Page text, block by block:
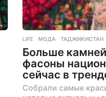
LIFE МОДА ,ТАДЖИКИСТАН
Больше
фасоны
сейчас в
Собрали самые